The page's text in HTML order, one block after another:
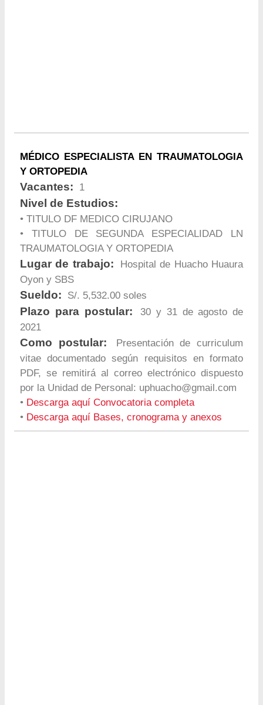
MÉDICO ESPECIALISTA EN TRAUMATOLOGIA
Y ORTOPEDIA
Vacantes: 1
Nivel de Estudios:
• TITULO DF MEDICO CIRUJANO
• TITULO DE SEGUNDA ESPECIALIDAD LN
TRAUMATOLOGIA Y ORTOPEDIA
Lugar de trabajo:
Hospital de Huacho Huaura
Oyon y SBS
Sueldo: S/. 5,532.00 soles
Plazo para postular:
30 y 31 de agosto de
2021
Como postular:
Presentación de curriculum
vitae documentado según requisitos en formato
PDF, se remitirá al correo electrónico dispuesto
por la Unidad de Personal: uphuacho@gmail.com
• Descarga aquí Convocatoria completa
• Descarga aquí Bases, cronograma y anexos